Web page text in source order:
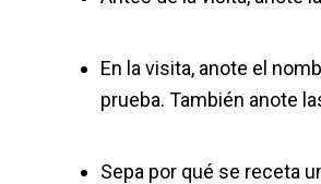
En la visita, anote el
prueba. También anote
Sepa por qué se receta